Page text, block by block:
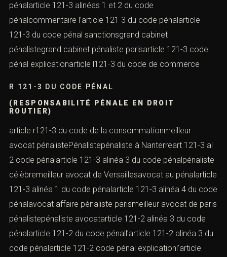
pénalarticle 121-3 alinéas 1 et 2 du code
pénalcommentaire l’article 121 3 du code pénalarticle
121-3 du code pénal sanctionsgrand cabinet
pénalistegrand cabinet pénaliste parisarticle 121-3 code
pénal explicationarticle l121-3 du code de commerce
R 121-3 DU CODE PÉNAL
(RESPONSABILITÉ PÉNALE EN DROIT
ROUTIER)
article r121-3 du code de la consommationmeilleur
avocat pénalistePénalistepénaliste à Nanterreart 121-3 al
2 code pénalarticle 121-3 alinéa 3 du code pénalpénaliste
célèbremeilleur avocat de Versaillesavocat au pénalarticle
121-3 alinéa 1 du code pénalarticle 121-3 alinéa 4 du code
pénalavocat affaire pénaliste parismeilleur avocat de paris
pénalistepénaliste avocatarticle 121-2 alinéa 3 du code
pénalarticle 121-2 du code pénall’article 121-2 alinéa 3 du
code pénalarticle 121-2 code pénal explicationl’article